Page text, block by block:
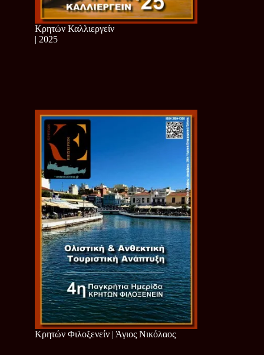
Κρητών Καλλιεργείν
| 2025
Κρητών Φιλοξενείν | Άγιος Νικόλαος